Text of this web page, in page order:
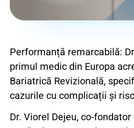
Performanță remarcabilă:
primul medic din Europa
Bariatrică Revizională,
cazurile cu complicații și
Dr. Viorel Dejeu, co-